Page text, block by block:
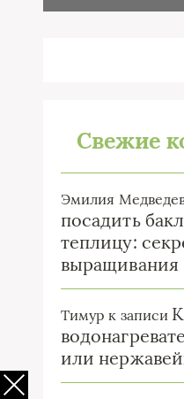
Свежие
Эмилия
посадить
теплицу:
выращивания
Тимур к записи
или